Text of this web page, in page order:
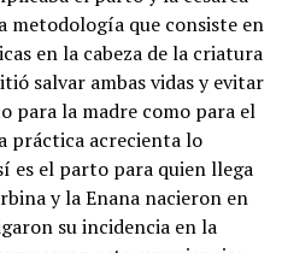
metodología que consiste en
en la cabeza de la criatura
salvar ambas vidas y evitar
para la madre como para el
práctica acrecienta lo
es el parto para quien llega
y la Enana nacieron en
su incidencia en la